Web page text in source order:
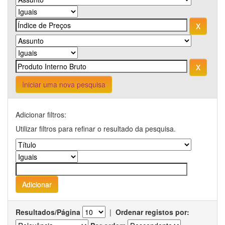
Iniciar uma nova pesquisa
Adicionar filtros:
Utilizar filtros para refinar o resultado da pesquisa.
Resultados/Página | Ordenar registos por: